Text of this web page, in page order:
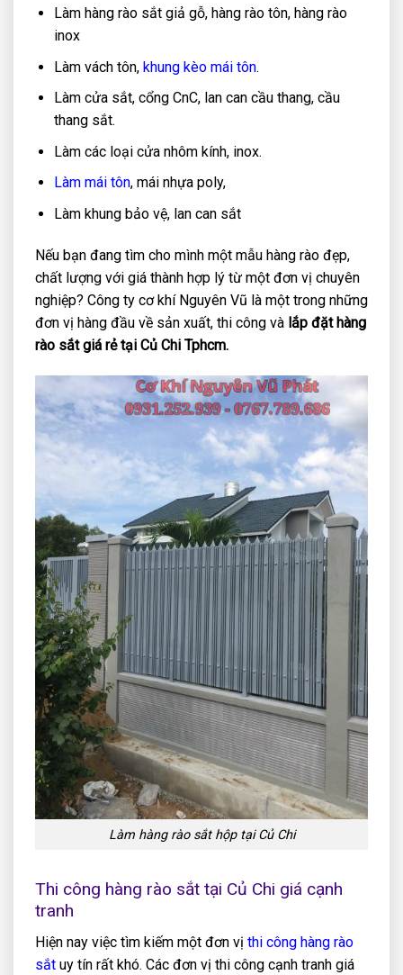
Làm hàng rào sắt giả gỗ, hàng rào tôn, hàng rào
inox
Làm vách tôn, khung kèo mái tôn.
Làm cửa sắt, cổng CnC, lan can cầu thang, cầu
thang sắt.
Làm các loại cửa nhôm kính, inox.
Làm mái tôn, mái nhựa poly,
Làm khung bảo vệ, lan can sắt
Nếu bạn đang tìm cho mình một mẫu hàng rào đẹp,
chất lượng với giá thành hợp lý từ một đơn vị chuyên
nghiệp? Công ty cơ khí Nguyên Vũ là một trong những
đơn vị hàng đầu về sản xuất, thi công và lắp đặt hàng
rào sắt giá rẻ tại Củ Chi Tphcm.
Làm hàng rào sắt hộp tại Củ Chi
Thi công hàng rào sắt tại Củ Chi giá cạnh
tranh
Hiện nay việc tìm kiếm một đơn vị thi công hàng rào
sắt uy tín rất khó. Các đơn vị thi công cạnh tranh giá